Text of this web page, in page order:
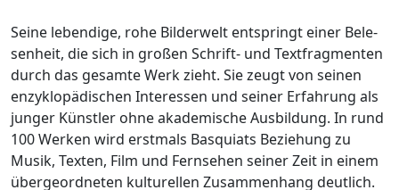
Seine leben­dige, rohe Bilder­welt entspringt einer Bele­
sen­heit, die sich in großen Schrift- und Text­frag­men­ten
durch das gesamte Werk zieht. Sie zeugt von seinen
enzy­klo­pä­di­schen Inter­es­sen und seiner Erfah­rung als
junger Künst­ler ohne akade­mi­sche Ausbil­dung. In rund
100 Werken wird erst­mals Basqui­ats Bezie­hung zu
Musik, Texten, Film und Fern­se­hen seiner Zeit in einem
über­ge­ord­ne­ten kultu­rel­len Zusam­men­hang deut­lich.